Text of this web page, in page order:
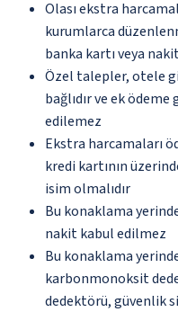
Olası ekstra
kurumlarca
banka kartı veya
Özel talepler, otele
bağlıdır ve ek
edilemez
Ekstra harcamaları
kredi kartının
isim olmalıdır
Bu konaklama
nakit kabul edilmez
Bu konaklama
karbonmonoksit
dedektörü, güvenlik